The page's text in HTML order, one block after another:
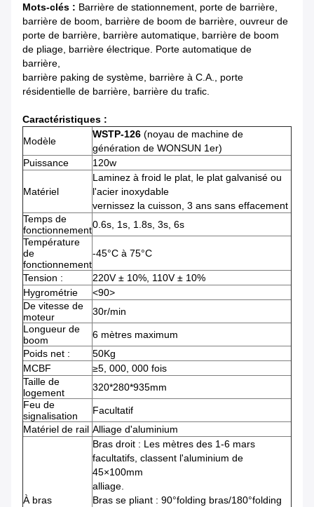
Mots-clés : Barrière de stationnement, porte de barrière,
barrière de boom, barrière de boom de barrière, ouvreur de
porte de barrière, barrière automatique, barrière de boom
de pliage, barrière électrique. Porte automatique de
barrière,
barrière paking de système, barrière à C.A., porte
résidentielle de barrière, barrière du trafic.
Caractéristiques :
Modèle
WSTP-126 (noyau de machine de
génération de WONSUN 1er)
Puissance
120w
Matériel
Laminez à froid le plat, le plat galvanisé ou
l'acier inoxydable
vernissez la cuisson, 3 ans sans effacement
Temps de
fonctionnement0.6s, 1s, 1.8s, 3s, 6s
Température
de
fonctionnement
-45°C à 75°C
Tension :
220V ± 10%, 110V ± 10%
Hygrométrie
<90>
De vitesse de
moteur
30r/min
Longueur de
boom
6 mètres maximum
Poids net :
50Kg
MCBF
≥5, 000, 000 fois
Taille de
logement
320*280*935mm
Feu de
signalisation
Facultatif
Matériel de rail Alliage d'aluminium
À bras
Bras droit : Les mètres des 1-6 mars
facultatifs, classent l'aluminium de
45×100mm
alliage.
Bras se pliant : 90°folding bras/180°folding